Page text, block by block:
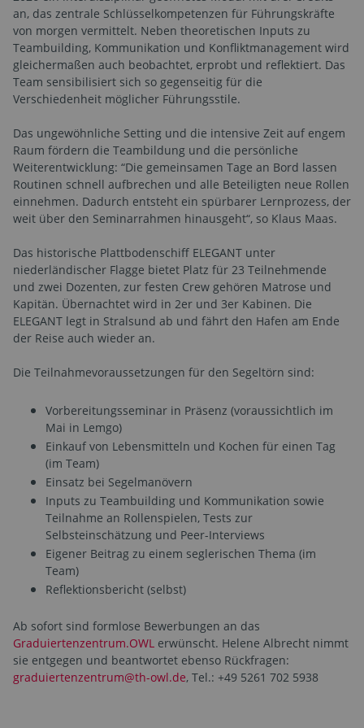
an, das zentrale Schlüsselkompetenzen für Führungskräfte
von morgen vermittelt. Neben theoretischen Inputs zu
Teambuilding, Kommunikation und Konfliktmanagement wird
gleichermaßen auch beobachtet, erprobt und reflektiert. Das
Team sensibilisiert sich so gegenseitig für die
Verschiedenheit möglicher Führungsstile.
Das ungewöhnliche Setting und die intensive Zeit auf engem
Raum fördern die Teambildung und die persönliche
Weiterentwicklung: “Die gemeinsamen Tage an Bord lassen
Routinen schnell aufbrechen und alle Beteiligten neue Rollen
einnehmen. Dadurch entsteht ein spürbarer Lernprozess, der
weit über den Seminarrahmen hinausgeht“, so Klaus Maas.
Das historische Plattbodenschiff ELEGANT unter
niederländischer Flagge bietet Platz für 23 Teilnehmende
und zwei Dozenten, zur festen Crew gehören Matrose und
Kapitän. Übernachtet wird in 2er und 3er Kabinen. Die
ELEGANT legt in Stralsund ab und fährt den Hafen am Ende
der Reise auch wieder an.
Die Teilnahmevoraussetzungen für den Segeltörn sind:
Vorbereitungsseminar in Präsenz (voraussichtlich im
Mai in Lemgo)
Einkauf von Lebensmitteln und Kochen für einen Tag
(im Team)
Einsatz bei Segelmanövern
Inputs zu Teambuilding und Kommunikation sowie
Teilnahme an Rollenspielen, Tests zur
Selbsteinschätzung und Peer-Interviews
Eigener Beitrag zu einem seglerischen Thema (im
Team)
Reflektionsbericht (selbst)
Ab sofort sind formlose Bewerbungen an das
Graduiertenzentrum.OWL erwünscht. Helene Albrecht nimmt
sie entgegen und beantwortet ebenso Rückfragen:
graduiertenzentrum@th-owl.de, Tel.: +49 5261 702 5938